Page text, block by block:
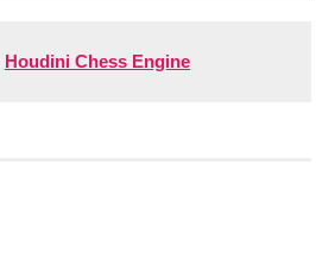
Houdini Chess Engine